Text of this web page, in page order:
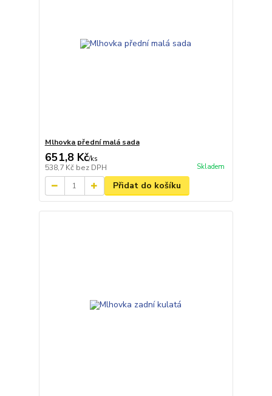
Mlhovka přední malá sada
651,8 Kč/ks
538,7 Kč bez DPH Skladem
Přidat do košíku